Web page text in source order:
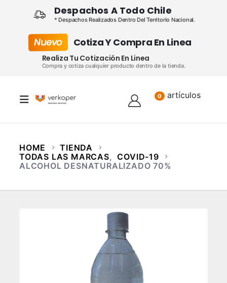
Despachos A Todo Chile
* Despachos Realizados Dentro Del Territorio Nacional.
Nuevo Cotiza Y Compra En Linea
Realiza Tu Cotización En Linea
Compra y cotiza cualquier producto dentro de la tienda.
0 artículos
HOME
TIENDA
TODAS LAS MARCAS, COVID-19
ALCOHOL DESNATURALIZADO 70%